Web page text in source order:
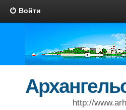
Войти
http://